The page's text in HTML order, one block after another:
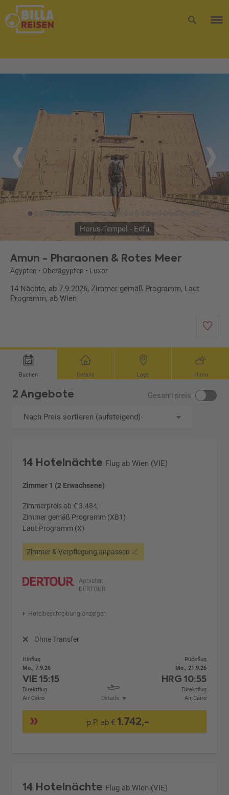
Horus-Tempel - Edfu
Amun - Pharaonen & Rotes Meer
Ägypten • Oberägypten • Luxor
14 Nächte, ab 7.9.2026, Zimmer gemäß Programm, Laut
Programm, ab Wien
Buchen Details Lage Klima
2 Angebote Gesamtpreis
Nach Preis sortieren (aufsteigend)
14 Hotelnächte Flug ab Wien (VIE)
Zimmer 1 (2 Erwachsene)
Zimmerpreis ab € 3.484,-
Zimmer gemäß Programm (XB1)
Laut Programm (X)
Zimmer & Verpflegung anpassen
Anbieter:
DERTOUR
Hotelbeschreibung anzeigen
Ohne Transfer
Hinflug
Mo., 7.9.26
VIE15:15
Direktflug
Air Cairo
Details
Rückflug
Mo., 21.9.26
HRG 10:55
Direktflug
Air Cairo
p.P. ab €1.742,-
14 Hotelnächte Flug ab Wien (VIE)